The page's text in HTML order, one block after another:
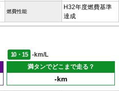
燃費性能
H32年度燃費基準
達成
10・15
-km/L
満タンでどこまで走る？
-km